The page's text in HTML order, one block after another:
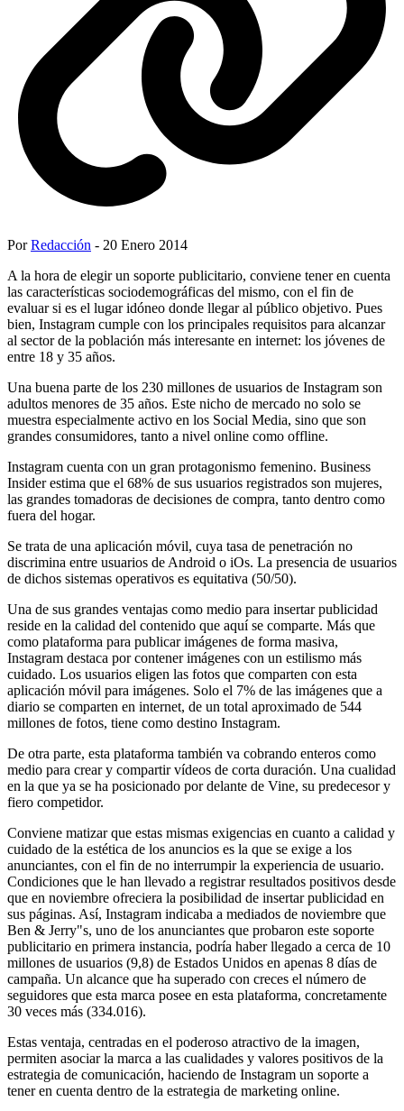
PorRedacción - 20 Enero 2014
A la hora de elegir un soporte publicitario, conviene tener en cuenta
las características sociodemográficas del mismo, con el fin de
evaluar si es el lugar idóneo donde llegar al público objetivo. Pues
bien, Instagram cumple con los principales requisitos para alcanzar
al sector de la población más interesante en internet: los jóvenes de
entre 18 y 35 años.
Una buena parte de los 230 millones de usuarios de Instagram son
adultos menores de 35 años. Este nicho de mercado no solo se
muestra especialmente activo en los Social Media, sino que son
grandes consumidores, tanto a nivel online como offline.
Instagram cuenta con un gran protagonismo femenino. Business
Insider estima que el 68% de sus usuarios registrados son mujeres,
las grandes tomadoras de decisiones de compra, tanto dentro como
fuera del hogar.
Se trata de una aplicación móvil, cuya tasa de penetración no
discrimina entre usuarios de Android o iOs. La presencia de usuarios
de dichos sistemas operativos es equitativa (50/50).
Una de sus grandes ventajas como medio para insertar publicidad
reside en la calidad del contenido que aquí se comparte. Más que
como plataforma para publicar imágenes de forma masiva,
Instagram destaca por contener imágenes con un estilismo más
cuidado. Los usuarios eligen las fotos que comparten con esta
aplicación móvil para imágenes. Solo el 7% de las imágenes que a
diario se comparten en internet, de un total aproximado de 544
millones de fotos, tiene como destino Instagram.
De otra parte, esta plataforma también va cobrando enteros como
medio para crear y compartir vídeos de corta duración. Una cualidad
en la que ya se ha posicionado por delante de Vine, su predecesor y
fiero competidor.
Conviene matizar que estas mismas exigencias en cuanto a calidad y
cuidado de la estética de los anuncios es la que se exige a los
anunciantes, con el fin de no interrumpir la experiencia de usuario.
Condiciones que le han llevado a registrar resultados positivos desde
que en noviembre ofreciera la posibilidad de insertar publicidad en
sus páginas. Así, Instagram indicaba a mediados de noviembre que
Ben & Jerry"s, uno de los anunciantes que probaron este soporte
publicitario en primera instancia, podría haber llegado a cerca de 10
millones de usuarios (9,8) de Estados Unidos en apenas 8 días de
campaña. Un alcance que ha superado con creces el número de
seguidores que esta marca posee en esta plataforma, concretamente
30 veces más (334.016).
Estas ventaja, centradas en el poderoso atractivo de la imagen,
permiten asociar la marca a las cualidades y valores positivos de la
estrategia de comunicación, haciendo de Instagram un soporte a
tener en cuenta dentro de la estrategia de marketing online.